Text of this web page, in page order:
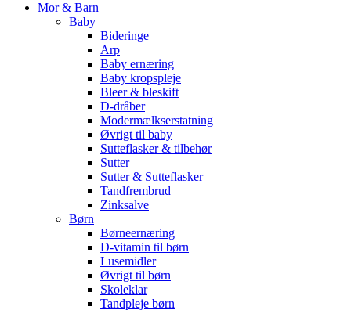
Mor & Barn
Baby
Bideringe
Arp
Baby ernæring
Baby kropspleje
Bleer & bleskift
D-dråber
Modermælkserstatning
Øvrigt til baby
Sutteflasker & tilbehør
Sutter
Sutter & Sutteflasker
Tandfrembrud
Zinksalve
Børn
Børneernæring
D-vitamin til børn
Lusemidler
Øvrigt til børn
Skoleklar
Tandpleje børn